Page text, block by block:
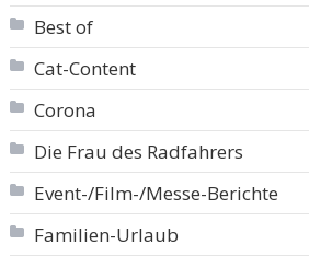
Best of
Cat-Content
Corona
Die Frau des Radfahrers
Event-/Film-/Messe-Berichte
Familien-Urlaub